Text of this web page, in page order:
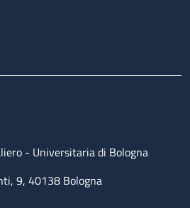
- Universitaria di Bologna
9, 40138 Bologna